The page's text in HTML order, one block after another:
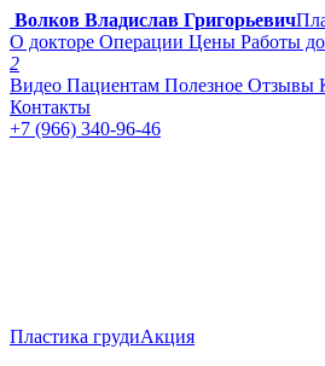
Волков Владислав Григорьевич
О докторе Операции Цены Работы
2
Видео Пациентам Полезное Отзывы
Контакты
+7 (966) 340-96-46
Пластика грудиАкция